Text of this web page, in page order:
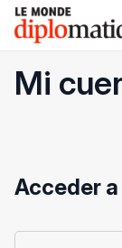
Skip
content
Le monde
Mi
Acceder